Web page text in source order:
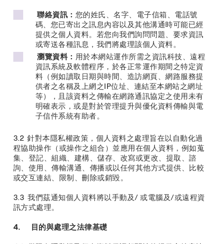
聯絡資訊： 您的姓氏、名字、電子信箱、電話號
碼、您已寄出之訊息內容以及其他溝通時可能已經
提供之個人資料。若您向我們詢問問題、要求資訊
或寄送各種訊息，我們將處理該個人資料。
瀏覽資料： 用於本網站運作所需之資訊科技、遠程
資訊系統及軟體程序，於各正常運作期間之特定資
料（例如讀取日期與時間、造訪網頁、網路服務提
供者之名稱及上網之IP位址、連結至本網站之網址
等），且該資料之傳輸在網路通訊協定之使用未有
明確表示，或是對於管理提升與優化資料傳輸與電
子信件系統有助者。
3.2 針對本隱私權政策，個人資料之處理旨在以自動化過
程協助操作（或操作之組合）並應用在個人資料，例如蒐
集、登記、組織、建構、儲存、改寫或更改、提取、諮
詢、使用、傳輸溝通、傳播或以任何其他方式提供、比較
或交互連結、限制、刪除或銷毀。
3.3 我們茲通知個人資料將以手動及/ 或電腦及/或遠程資
訊方式處理。
4. 目的與處理之法律基礎